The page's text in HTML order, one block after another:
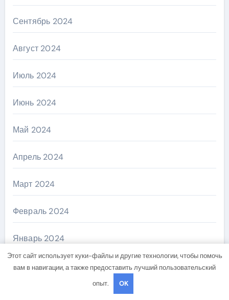
Сентябрь 2024
Август 2024
Июль 2024
Июнь 2024
Май 2024
Апрель 2024
Март 2024
Февраль 2024
Январь 2024
Декабрь 2023
Этот сайт использует куки-файлы и другие технологии, чтобы помочь
вам в навигации, а также предоставить лучший пользовательский
опыт.
OK